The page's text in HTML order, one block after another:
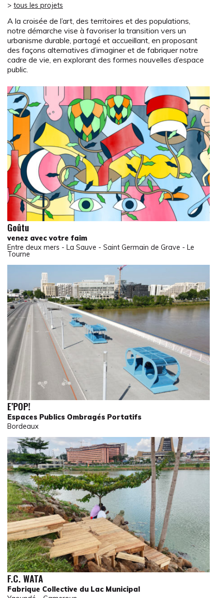
> tous les projets
A la croisée de l’art, des territoires et des populations,
notre démarche vise à favoriser la transition vers un
urbanisme durable, partagé et accueillant, en proposant
des façons alternatives d’imaginer et de fabriquer notre
cadre de vie, en explorant des formes nouvelles d’espace
public.
Goûtu
venez avec votre faim
Entre deux mers - La Sauve - Saint Germain de Grave - Le
Tourne
E’POP!
Espaces Publics Ombragés Portatifs
Bordeaux
F.C. WATA
Fabrique Collective du Lac Municipal